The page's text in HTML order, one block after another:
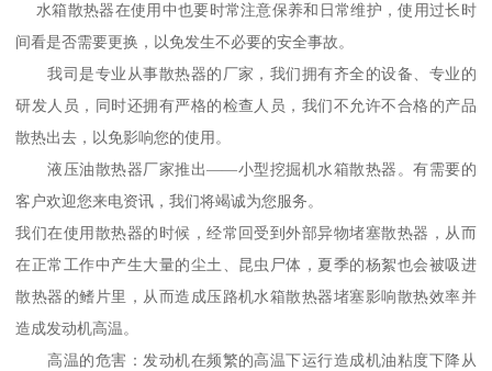
水箱散热器在使用中也要时常注意保养和日常维护，使用过长时
间看是否需要更换，以免发生不必要的安全事故。
我司是专业从事散热器的厂家，我们拥有齐全的设备、专业的
研发人员，同时还拥有严格的检查人员，我们不允许不合格的产品
散热出去，以免影响您的使用。
液压油散热器厂家推出——小型挖掘机水箱散热器。有需要的
客户欢迎您来电资讯，我们将竭诚为您服务。
我们在使用散热器的时候，经常回受到外部异物堵塞散热器，从而
在正常工作中产生大量的尘土、昆虫尸体，夏季的杨絮也会被吸进
散热器的鳍片里，从而造成压路机水箱散热器堵塞影响散热效率并
造成发动机高温。
高温的危害：发动机在频繁的高温下运行造成机油粘度下降从